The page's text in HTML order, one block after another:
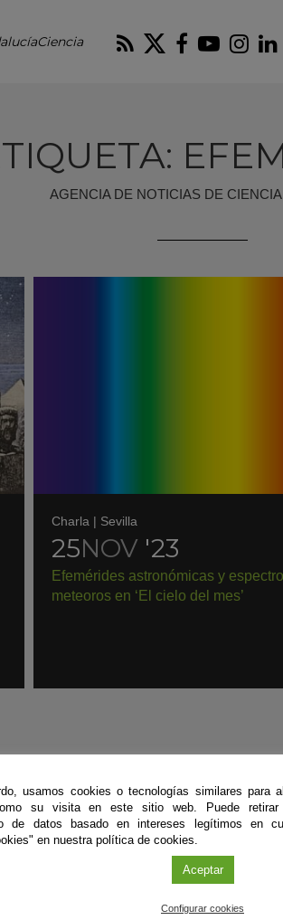
RSS Twitter
AGENCIA DE NOTICIAS DE
Charla | Sevilla
25NOV '23
Efemérides astronómicas y
meteoros en ‘El cielo del mes’
usamos cookies o tecnologías similares para
su visita en este sitio web. Puede
de datos basado en intereses legítimos en
en nuestra política de cookies.
Aceptar
Configurar cookies